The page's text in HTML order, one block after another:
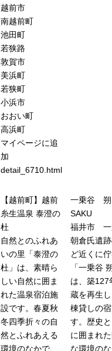
越前市
南越前町
池田町
若狭路
敦賀市
美浜町
若狭町
小浜市
おおい町
高浜町
マイページに追
加
detail_6710.html
【越前町】越前
糸生温泉 泰澄の
杜
自然とのふれあ
いの里「泰澄の
杜」は、素晴ら
しい自然に囲ま
れた温泉宿泊施
設です。春夏秋
冬四季折々の自
然とふれあえる
環境のなかで、
一乗谷
SAKU
福井市 一
朝倉氏遺
ど近くに
「一乗谷
は、築127
蔵を再生
棟貸しの
す。歴史
に囲まれ
な環境の